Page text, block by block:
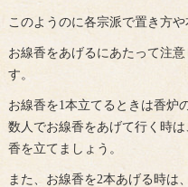
このようのに各宗派で置き方や
お線香をあげるにあたって注
す。
お線香を1本立てるときは香炉
数人でお線香をあげて行く時
香を立てましょう。
また、お線香を2本あげる時は